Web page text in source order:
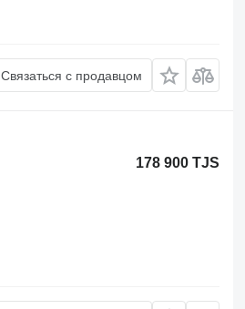
Связаться с продавцом
178 900 TJS